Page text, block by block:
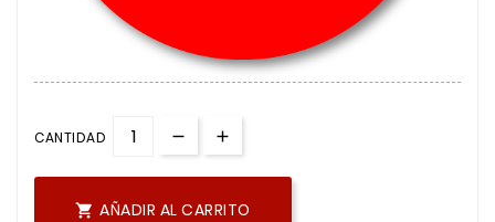
CANTIDAD
 AÑADIR AL CARRITO